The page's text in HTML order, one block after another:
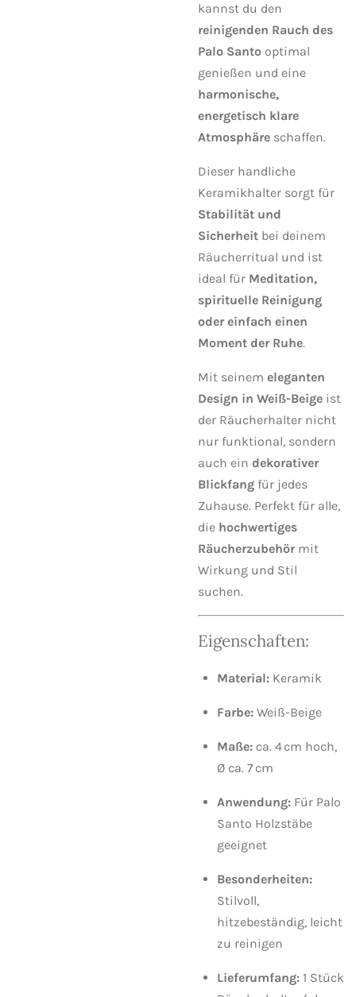
kannst du den
reinigenden Rauch des
Palo Santo optimal
genießen und eine
harmonische,
energetisch klare
Atmosphäre schaffen.
Dieser handliche
Keramikhalter sorgt für
Stabilität und
Sicherheit bei deinem
Räucherritual und ist
ideal für Meditation,
spirituelle Reinigung
oder einfach einen
Moment der Ruhe.
Mit seinem eleganten
Design in Weiß-Beige ist
der Räucherhalter nicht
nur funktional, sondern
auch ein dekorativer
Blickfang für jedes
Zuhause. Perfekt für alle,
die hochwertiges
Räucherzubehör mit
Wirkung und Stil
suchen.
Eigenschaften:
Material: Keramik
Farbe: Weiß-Beige
Maße: ca. 4 cm hoch,
Ø ca. 7 cm
Anwendung: Für Palo
Santo Holzstäbe
geeignet
Besonderheiten:
Stilvoll,
hitzebeständig, leicht
zu reinigen
Lieferumfang: 1 Stück